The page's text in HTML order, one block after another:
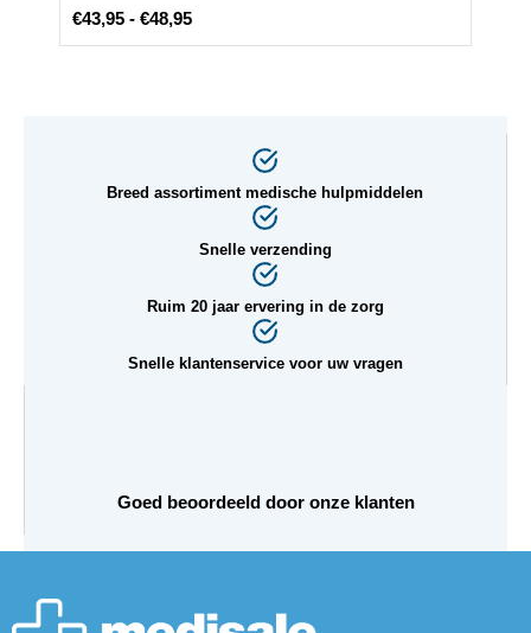
€43,95 - €48,95P
r
l
s
e
€
5
€
Breed assortiment medische hulpmiddelen
Snelle verzending
Ruim 20 jaar ervering in de zorg
Snelle klantenservice voor uw vragen
Goed beoordeeld door onze klanten